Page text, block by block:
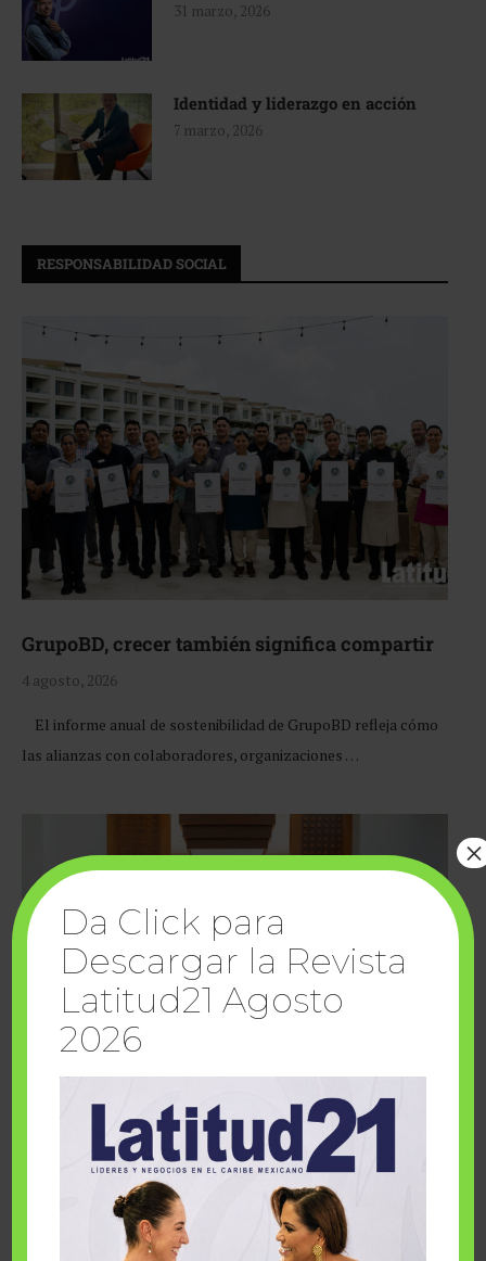
31 marzo, 2026
Identidad y liderazgo en acción
7 marzo, 2026
RESPONSABILIDAD SOCIAL
GrupoBD, crecer también significa compartir
4 agosto, 2026
El informe anual de sostenibilidad de GrupoBD refleja cómo
las alianzas con colaboradores, organizaciones …
Cuando la solidaridad inspira; cumplen
sueños Fairmont Mayakoba y Make-A-Wish
Da Click para
Descargar la Revista
Latitud21 Agosto
2026
×